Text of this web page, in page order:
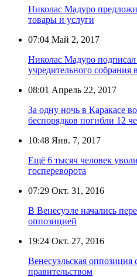
Николас Мадуро
товары и услуги
07:04 Май 2, 2017
Николас Мадуро подписал
учредительного собрания
08:01 Апрель 22, 2017
За одну ночь в Каракасе
беспорядков погибли 12
10:48 Янв. 7, 2017
Ещё 6 тысяч человек
госпереворота
07:29 Окт. 31, 2016
В Венесуэле начались
оппозицией
19:24 Окт. 27, 2016
Венесуэльская оппозиция
правительством